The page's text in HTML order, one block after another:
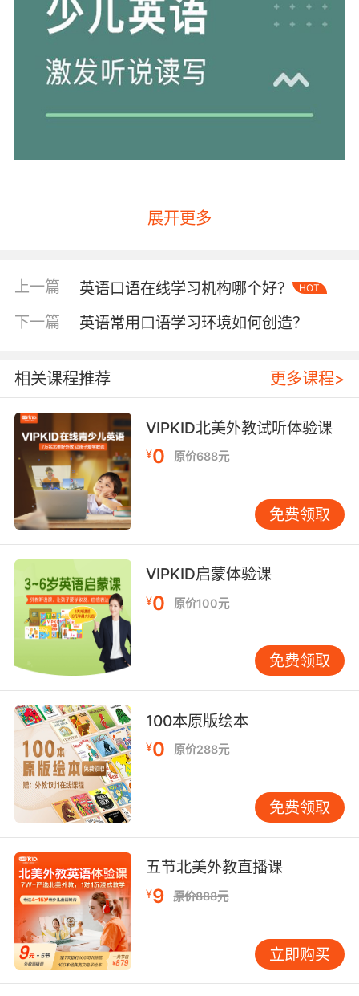
英语口语在线外教怎么选第一点看外教的来源地
们的普通话也分为川普、港普以及标准的普通话
等，所以想要孩子学习到纯正的英语口语，肯定
是要选择发音标准并且地道的外教的。那么相对
和口语都能得到更有效的提升。
英语口语在线外教怎么选第二点看外教的专业知
识
因为就算是会说英语也不一定会教英语，就像是
我们国人都会讲中文，但是这并不意味着我们都
教要想展开系统的教学课程，肯定是需要具备专
业的英语知识的。就算是练习口语也是需要单词
和语法的支撑的，包括外教的学历等都是可以仔
细考察的。
英语口语在线外教怎么选第三点看外教的教学经
验
外教的教学经验最好是丰富的，这样才能根据不
同孩子的不同特点实施教学计划，在教学的过程
中也可以依据孩子的实际学习情况，对于自己的
还更擅长与孩子的沟通交流，其实孩子的英语学
习不就是在不断的交流和互动中完成。
英语口语在线外教怎么选最后一点看机构的上课
模式，一般来说都是一对一的上课模式，这样教
学和学习的针对性都会更强，那么孩子的注意力
展开更多
上一篇 英语口语在线学习机构哪个好？ HOT
下一篇 英语常用口语学习环境如何创造？
相关课程推荐 更多课程>
VIPKID北美外教试听体验课
¥0 原价688元
免费领取
VIPKID启蒙体验课
¥0 原价100元
免费领取
100本原版绘本
¥0 原价288元
免费领取
五节北美外教直播课
¥9 原价888元
立即购买